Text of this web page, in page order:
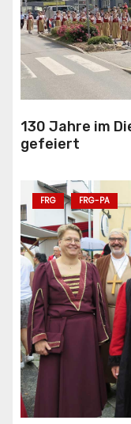
130 Jahre im
gefeiert
FRG FRG-PA